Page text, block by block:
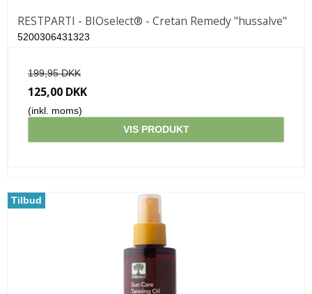
RESTPARTI - BIOselect® - Cretan Remedy "hussalve"
5200306431323
199,95 DKK
125,00 DKK
(inkl. moms)
VIS PRODUKT
Tilbud